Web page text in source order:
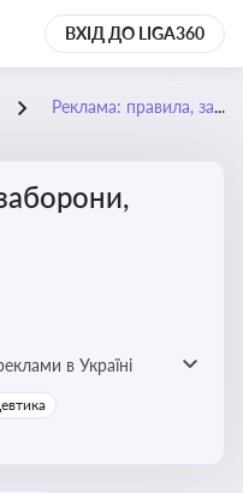
ВХІД ДО LIGA360
Реклама: правила, заборони, кейси
в Україні